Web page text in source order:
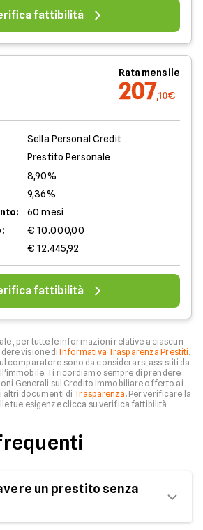
fattibilità
Rata mensile
207,10€
Sella Personal Credit
Prestito Personale
8,90%
9,36%
60 mesi
€ 10.000,00
€ 12.445,92
fattibilità
, per tutte le informazioni relative a ciascun
visione diInformativa Trasparenza Prestiti.
comparatore sono da considerarsi assistiti da
Ti ricordiamo sempre di prendere
Generali sul Credito Immobiliare offerto ai
altri documenti di Trasparenza . Per verificare la
tue esigenze clicca su verifica fattibilità
un prestito senza